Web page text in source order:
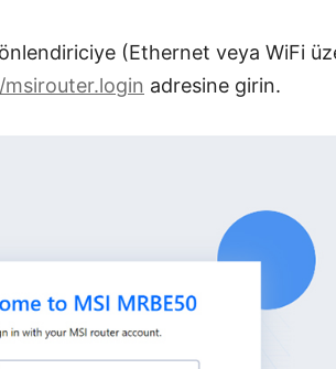
(Ethernet veya WiFi
adresine girin.